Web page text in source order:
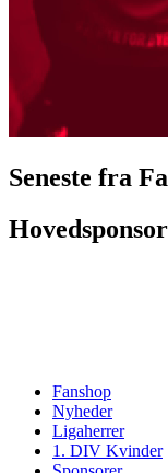
Seneste fra
Fanshop
Nyheder
Ligaherrer
1. DIV Kvinder